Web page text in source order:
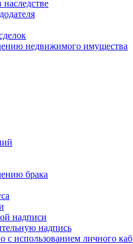
недвижимого имущества
брака
надписи
надпись
использованием личного